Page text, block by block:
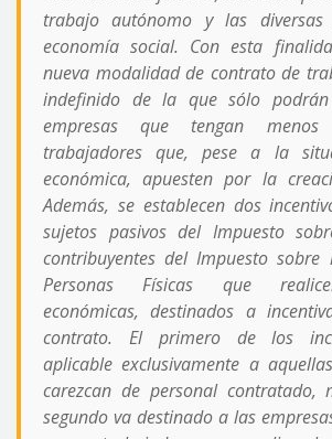
trabajo autónomo y las
economía social. Con esta
nueva modalidad de contrato de
indefinido de la que sólo
empresas que tengan
trabajadores que, pese a la
económica, apuesten por la
Además, se establecen dos
sujetos pasivos del Impuesto
contribuyentes del Impuesto
Personas Físicas que
económicas, destinados a
contrato. El primero de los
aplicable exclusivamente a
carezcan de personal contratado,
segundo va destinado a las